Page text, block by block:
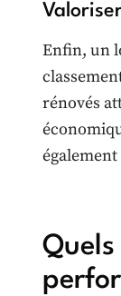
Enfin, un
rénovés